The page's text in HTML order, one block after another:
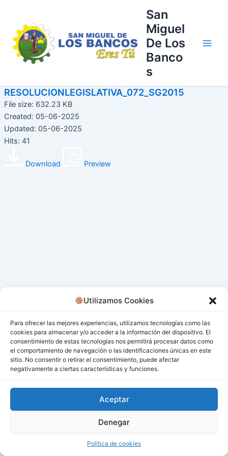
Utilizamos Cookies
Para ofrecer las mejores experiencias, utilizamos tecnologías como las
cookies para almacenar y/o acceder a la información del dispositivo. El
consentimiento de estas tecnologías nos permitirá procesar datos como
el comportamiento de navegación o las identificaciones únicas en este
sitio. No consentir o retirar el consentimiento, puede afectar
negativamente a ciertas características y funciones.
Aceptar
Denegar
Política de cookies
contenido
San
Miguel
De Los
Banco
s
RESOLUCIONLEGISLATIVA_072_SG2015
File size: 632.23 KB
Created: 05-06-2025
Updated: 05-06-2025
Hits: 41
Download Preview
Todos los derechos © 2026 San Miguel De Los Bancos |